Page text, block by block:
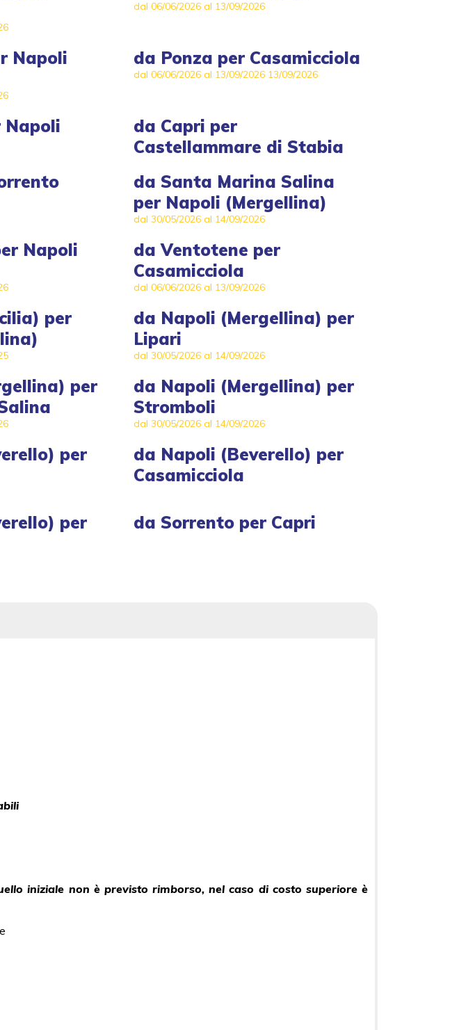
dal 06/06/2026 al 13/09/2026
Napoli
da Ponza per Casamicciola
dal 06/06/2026 al 13/09/2026 13/09/2026
Napoli da Capri per
Castellammare di Stabia
da Santa Marina Salina
per Napoli (Mergellina)
dal 30/05/2026 al 14/09/2026
Napoli
daVentotene per
Casamicciola
dal 06/06/2026 al 13/09/2026
per
da Napoli (Mergellina) per
Lipari
dal 30/05/2026 al 14/09/2026
per
da Napoli (Mergellina) per
Stromboli
dal 30/05/2026 al 14/09/2026
per
da Napoli (Beverello) per
Casamicciola
per
da Sorrento per Capri
iniziale non è previsto rimborso, nel caso di costo superiore è